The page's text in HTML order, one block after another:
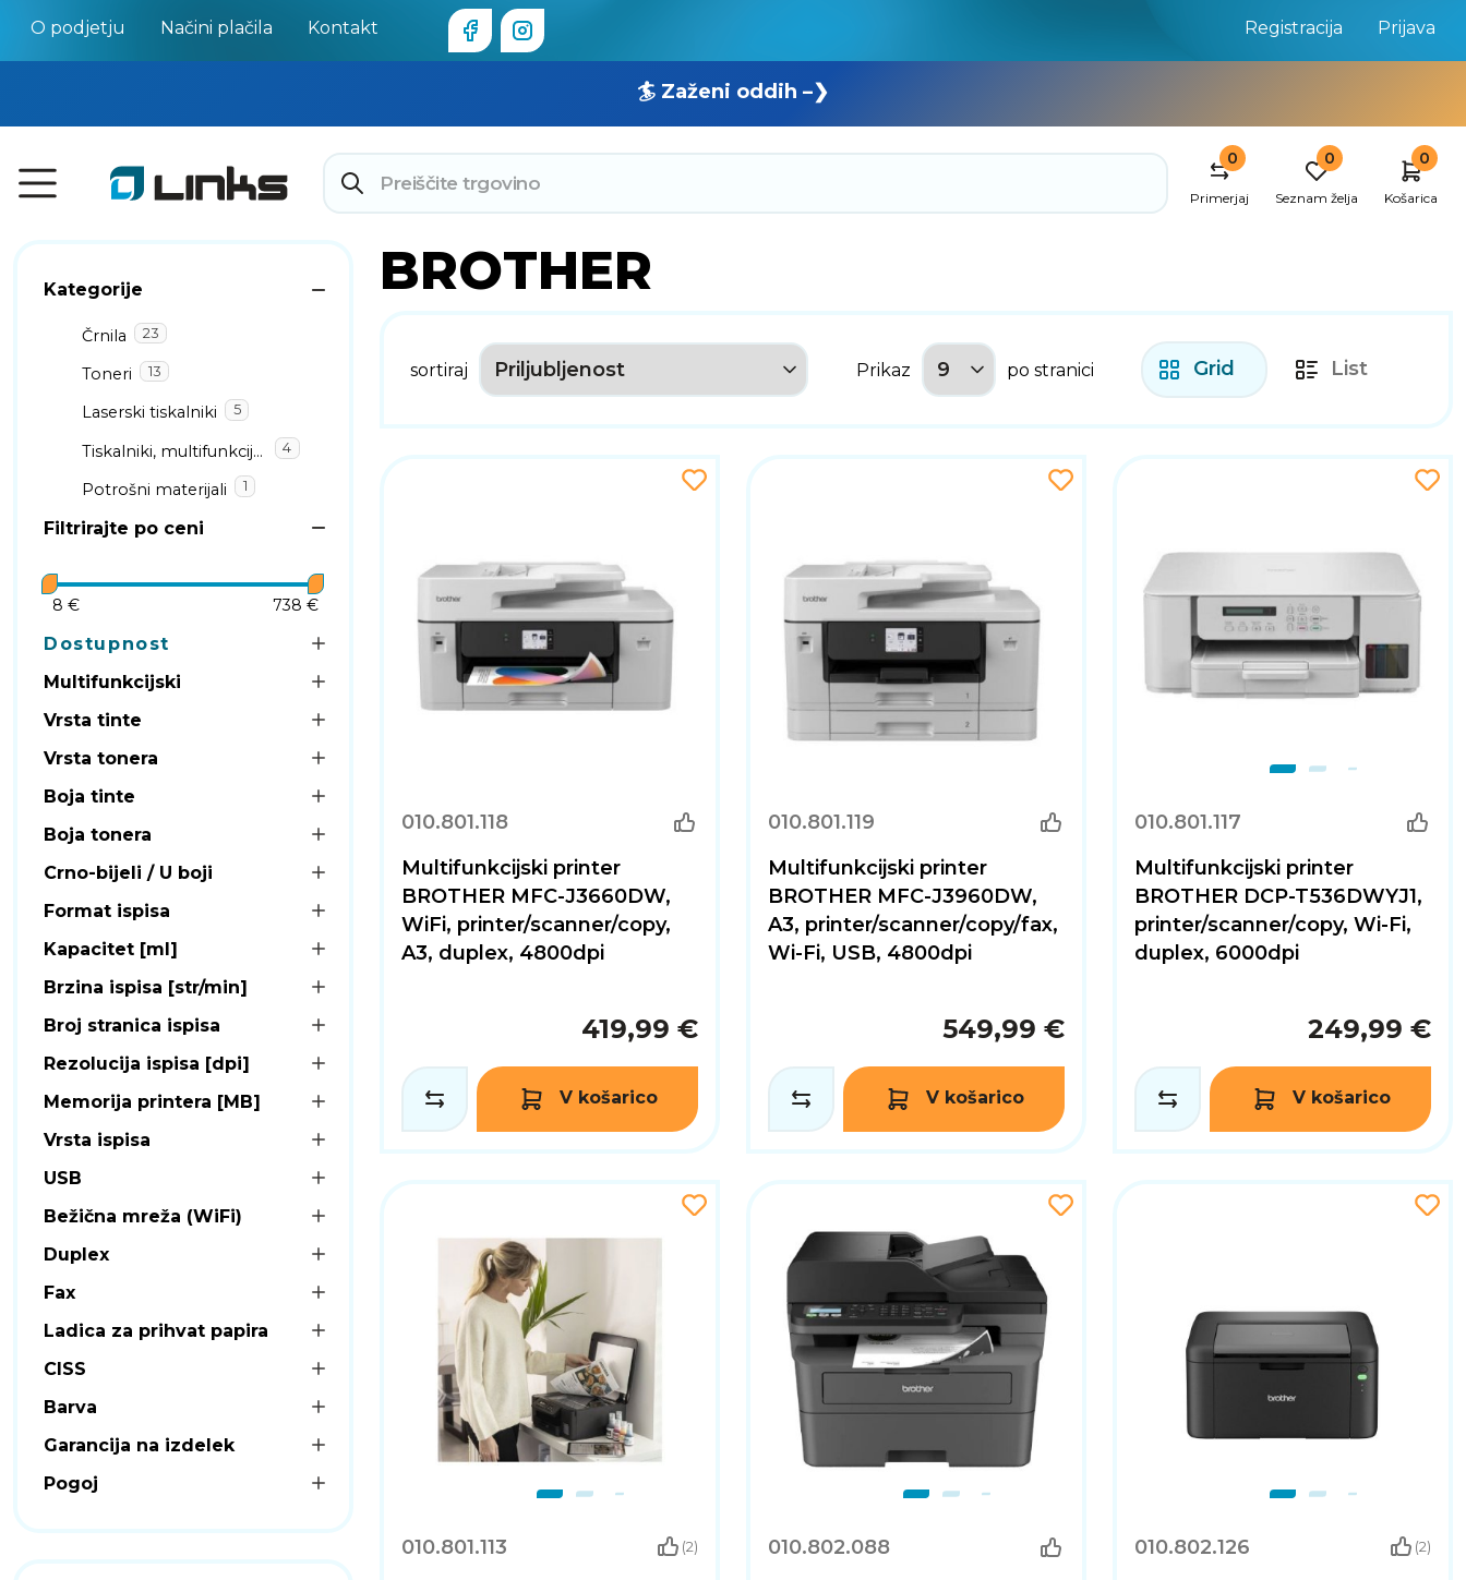
O podjetju Načini plačila Kontakt Registracija Prijava
🏄 Zaženi oddih –❯
0
Primerjaj
0
Seznam želja
0
Košarica
Kategorije
Črnila 23
Toneri 13
Laserski tiskalniki 5
Tiskalniki, multifunkcijski tiskalniki 4
Potrošni materijali 1
Filtrirajte po ceni
8 € 738 €
Dostupnost
Multifunkcijski
Vrsta tinte
Vrsta tonera
Boja tinte
Boja tonera
Crno-bijeli / U boji
Format ispisa
Kapacitet [ml]
Brzina ispisa [str/min]
Broj stranica ispisa
Rezolucija ispisa [dpi]
Memorija printera [MB]
Vrsta ispisa
USB
Bežična mreža (WiFi)
Duplex
Fax
Ladica za prihvat papira
CISS
Barva
Garancija na izdelek
Pogoj
BROTHER
sortiraj Prikaz po stranici Grid List
010.801.118
Multifunkcijski printer
BROTHER MFC-J3660DW,
WiFi, printer/scanner/copy,
A3, duplex, 4800dpi
419,99 €
V košarico
010.801.119
Multifunkcijski printer
BROTHER MFC-J3960DW,
A3, printer/scanner/copy/fax,
Wi-Fi, USB, 4800dpi
549,99 €
V košarico
010.801.117
Multifunkcijski printer
BROTHER DCP-T536DWYJ1,
printer/scanner/copy, Wi-Fi,
duplex, 6000dpi
249,99 €
V košarico
010.801.113 (2)
010.802.088
010.802.126 (2)